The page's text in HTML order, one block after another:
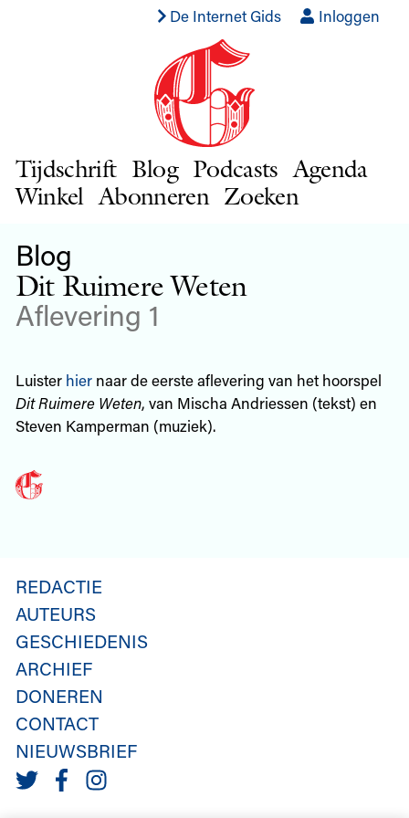
De Internet Gids Inloggen
Tijdschrift Blog Podcasts Agenda
Winkel Abonneren Zoeken
Blog
Dit Ruimere Weten
Aflevering 1
Luister hiernaar de eerste aflevering van het hoorspel
Dit Ruimere Weten, van Mischa Andriessen (tekst) en
Steven Kamperman (muziek).
REDACTIE
AUTEURS
GESCHIEDENIS
ARCHIEF
DONEREN
CONTACT
NIEUWSBRIEF